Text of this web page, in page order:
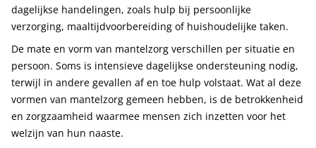
dagelijkse handelingen, zoals hulp bij persoonlijke
verzorging, maaltijdvoorbereiding of huishoudelijke taken.
De mate en vorm van mantelzorg verschillen per situatie en
persoon. Soms is intensieve dagelijkse ondersteuning nodig,
terwijl in andere gevallen af en toe hulp volstaat. Wat al deze
vormen van mantelzorg gemeen hebben, is de betrokkenheid
en zorgzaamheid waarmee mensen zich inzetten voor het
welzijn van hun naaste.